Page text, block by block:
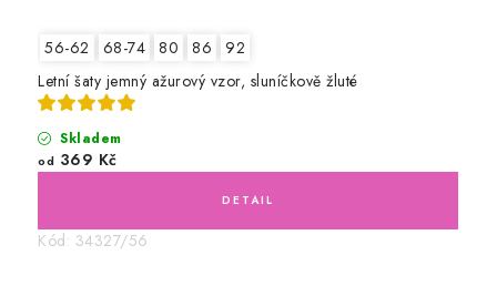
56-62 68-74 80 86
92
Letní šaty jemný ažurový vzor, sluníčkově žluté
Skladem
od 369 Kč
Kód: 34327/56